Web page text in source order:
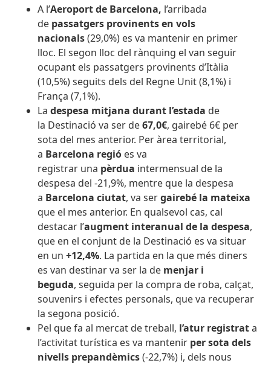
A l’Aeroport de Barcelona, l’arribada
de passatgers provinents en vols
nacionals(29,0%) es va mantenir en primer
lloc. El segon lloc del rànquing el van seguir
ocupant els passatgers provinents d’Itàlia
(10,5%) seguits dels del Regne Unit (8,1%) i
França (7,1%).
Ladespesa mitjana durant l’estada de
la Destinació va ser de67,0€, gairebé 6€ per
sota del mes anterior. Per àrea territorial,
a Barcelona regió es va
registrar una pèrdua intermensual de la
despesa del -21,9%, mentre que la despesa
a Barcelona ciutat, va sergairebé la mateixa
que el mes anterior. En qualsevol cas, cal
destacar l’augment interanual de la despesa,
que en el conjunt de la Destinació es va situar
en un+12,4%. La partida en la que més diners
es van destinar va ser la de menjar i
beguda, seguida per la compra de roba, calçat,
souvenirs i efectes personals, que va recuperar
la segona posició.
Pel que fa al mercat de treball, l’atur registrata
l’activitat turística es va mantenir per sota dels
nivells prepandèmics(-22,7%) i, dels nous